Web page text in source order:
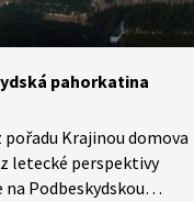
pahorkatina
pořadu Krajinou domova
z letecké perspektivy
na Podbeskydskou